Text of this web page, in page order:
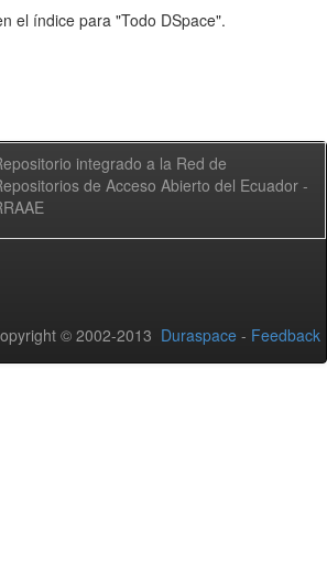
el índice para "Todo DSpace".
integrado a la Red de
de Acceso Abierto del Ecuador -
© 2002-2013 Duraspace - Feedback